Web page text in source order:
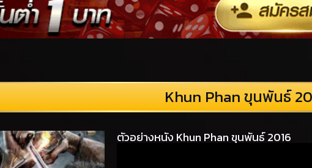
Khun Phan ขุนพันธ์
ตัวอย่างหนัง Khun Phan ขุนพันธ์ 2016